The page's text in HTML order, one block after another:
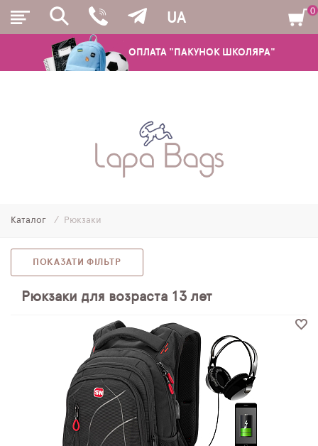
ОПЛАТА "ПАКУНОК ШКОЛЯРА"
UA
ШКІЛЬНІ РЮКЗАКИ ТА РАНЦІ
МОЛОДІЖНІ РЮКЗАКИ
ПЕНАЛИ
МІШКИ ДЛЯ ВЗУТТЯ
ПЛЯШКИ ДЛЯ ВОДИ
SCHOOL STANDARD
0
Каталог Рюкзаки
ПОКАЗАТИ ФІЛЬТР
Рюкзаки для возраста 13 лет